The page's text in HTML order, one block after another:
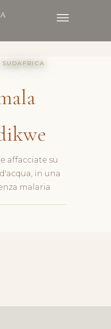
SUDAFRICA
affacciate su
in una
malaria